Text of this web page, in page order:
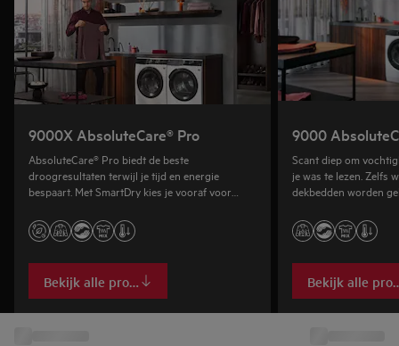
9000X AbsoluteCare® Pro
AbsoluteCare® Pro biedt de beste
droogresultaten terwijl je tijd en energie
bespaart. Met SmartDry kies je vooraf voor
Bekijk alle producten
9000
Scant diep om
je was te lezen. Zelfs
dekbedden worden
Bekijk alle